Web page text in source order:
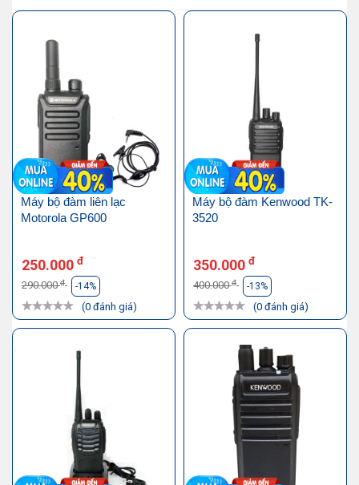
Máy bộ đàm liên lạc
Motorola GP600
250.000 đ
290.000đ -14%
(0 đánh giá)
Máy bộ đàm Kenwood TK-
3520
350.000 đ
400.000đ -13%
(0 đánh giá)